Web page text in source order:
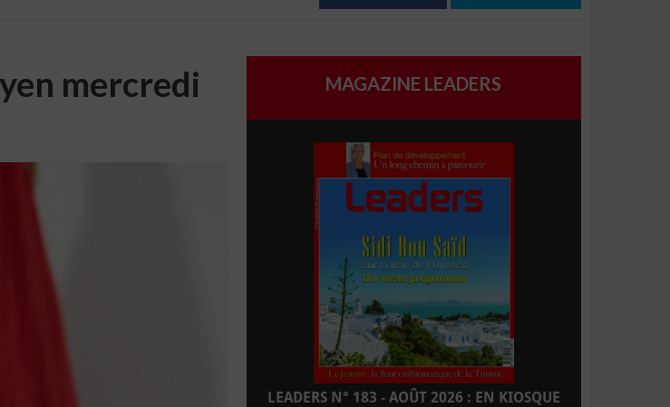
mercredi
MAGAZINE LEADERS
LEADERS N° 183 - AOÛT 2026 : EN KIOSQUE